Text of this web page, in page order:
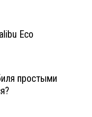
Eco
простыми